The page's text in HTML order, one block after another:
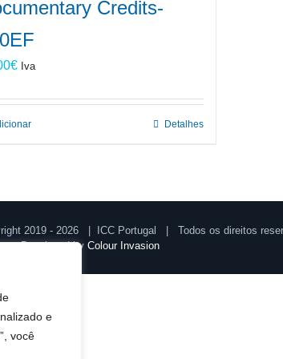
e
você
Credits-
€ Iva
Detalhes
2019 - 2026 | ICC Portugal | Todos os direitos
& Developed by Colour Invasion